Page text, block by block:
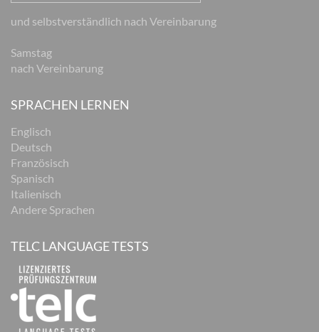
und selbstverständlich nach Vereinbarung
Samstag
nach Vereinbarung
SPRACHEN LERNEN
Englisch
Deutsch
Französisch
Spanisch
Italienisch
Andere Sprachen
TELC LANGUAGE TESTS